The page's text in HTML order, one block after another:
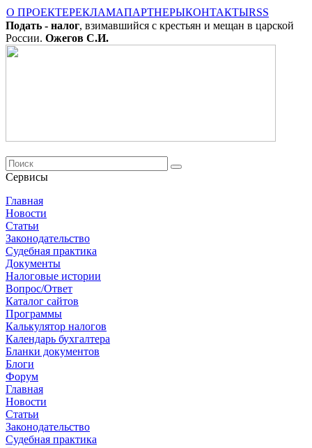
О ПРОЕКТЕРЕКЛАМАПАРТНЕРЫКОНТАКТЫRSS
Подать - налог, взимавшийся с крестьян и мещан в царской
России. Ожегов С.И.
Сервисы
Главная
Новости
Cтатьи
Законодательство
Судебная практика
Документы
Налоговые истории
Вопрос/Ответ
Каталог сайтов
Программы
Калькулятор налогов
Календарь бухгалтера
Бланки документов
Блоги
Форум
Главная
Новости
Cтатьи
Законодательство
Судебная практика